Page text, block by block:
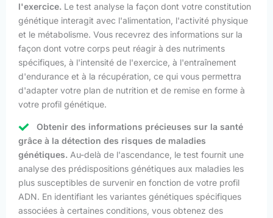
l'exercice. Le test analyse la façon dont votre constitution
génétique interagit avec l'alimentation, l'activité physique
et le métabolisme. Vous recevrez des informations sur la
façon dont votre corps peut réagir à des nutriments
spécifiques, à l'intensité de l'exercice, à l'entraînement
d'endurance et à la récupération, ce qui vous permettra
d'adapter votre plan de nutrition et de remise en forme à
votre profil génétique.
Obtenir des informations précieuses sur la santé
grâce à la détection des risques de maladies
génétiques. Au-delà de l'ascendance, le test fournit une
analyse des prédispositions génétiques aux maladies les
plus susceptibles de survenir en fonction de votre profil
ADN. En identifiant les variantes génétiques spécifiques
associées à certaines conditions, vous obtenez des